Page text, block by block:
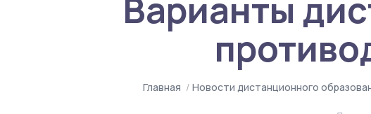
Варианты
Главная / Новости дистанционного